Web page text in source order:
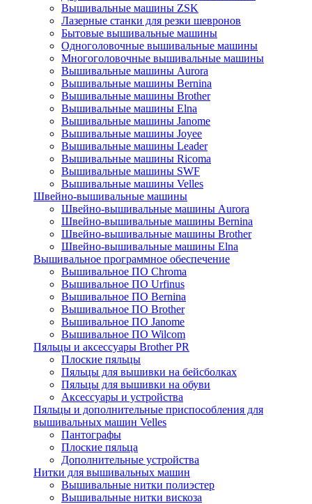
Вышивальные машины ZSK
Лазерные станки для резки шевронов
Бытовые вышивальные машины
Одноголовочные вышивальные машины
Многоголовочные вышивальные машины
Вышивальные машины Aurora
Вышивальные машины Bernina
Вышивальные машины Brother
Вышивальные машины Elna
Вышивальные машины Janome
Вышивальные машины Joyee
Вышивальные машины Leader
Вышивальные машины Ricoma
Вышивальные машины SWF
Вышивальные машины Velles
Швейно-вышивальные машины
Швейно-вышивальные машины Aurora
Швейно-вышивальные машины Bernina
Швейно-вышивальные машины Brother
Швейно-вышивальные машины Elna
Вышивальное программное обеспечение
Вышивальное ПО Chroma
Вышивальное ПО Urfinus
Вышивальное ПО Bernina
Вышивальное ПО Brother
Вышивальное ПО Janome
Вышивальное ПО Wilcom
Пяльцы и аксессуары Brother PR
Плоские пяльцы
Пяльцы для вышивки на бейсболках
Пяльцы для вышивки на обуви
Аксессуары и устройства
Пяльцы и дополнительные приспособления для
вышивальных машин Velles
Пантографы
Плоские пяльца
Дополнительные устройства
Нитки для вышивальных машин
Вышивальные нитки полиэстер
Вышивальные нитки вискоза